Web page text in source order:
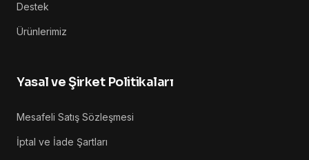
Destek
Ürünlerimiz
Yasal ve Şirket Politikaları
Mesafeli Satış Sözleşmesi
İptal ve İade Şartları